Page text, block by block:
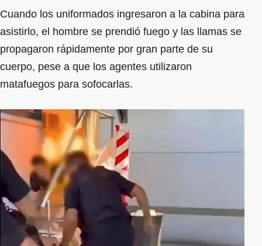
Cuando los uniformados ingresaron a la cabina para
asistirlo, el hombre se prendió fuego y las llamas se
propagaron rápidamente por gran parte de su
cuerpo, pese a que los agentes utilizaron
matafuegos para sofocarlas.